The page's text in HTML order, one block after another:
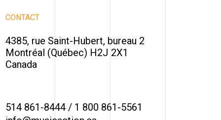
CONTACT
4385, rue Saint-Hubert, bureau 2
Montréal (Québec) H2J 2X1
Canada
514 861-8444 / 1 800 861-5561